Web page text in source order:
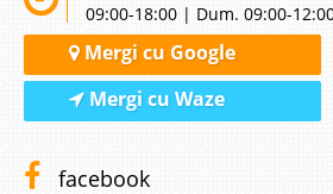
09:00-18:00 | Dum. 09:00-
Mergi cu Google
Mergi cu Waze
facebook